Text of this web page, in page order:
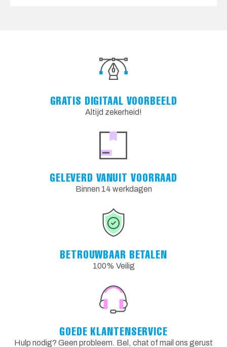
GRATIS DIGITAAL VOORBEELD
Altijd zekerheid!
GELEVERD VANUIT VOORRAAD
Binnen 14 werkdagen
BETROUWBAAR BETALEN
100% Veilig
GOEDE KLANTENSERVICE
Hulp nodig? Geen probleem. Bel, chat of mail ons gerust